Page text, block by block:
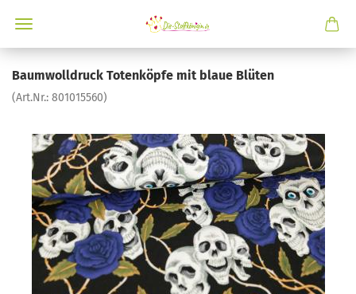
Baumwolldruck Totenköpfe mit blaue Blüten
(Art.Nr.: 801015560)